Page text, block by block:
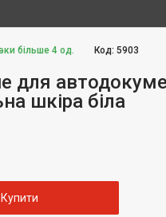
більше 4 од. Код:5903
для
шкіра біла
Купити